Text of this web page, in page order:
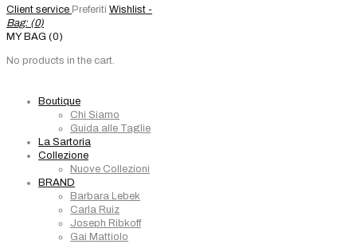
Client service Preferiti Wishlist -
Bag: (0)
MY BAG (0)
No products in the cart.
Boutique
Chi Siamo
Guida alle Taglie
La Sartoria
Collezione
Nuove Collezioni
BRAND
Barbara Lebek
Carla Ruiz
Joseph Ribkoff
Gai Mattiolo